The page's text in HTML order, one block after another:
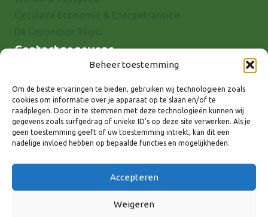
Beheer toestemming
Om de beste ervaringen te bieden, gebruiken wij technologieën zoals
cookies om informatie over je apparaat op te slaan en/of te
raadplegen. Door in te stemmen met deze technologieën kunnen wij
gegevens zoals surfgedrag of unieke ID's op deze site verwerken. Als je
geen toestemming geeft of uw toestemming intrekt, kan dit een
nadelige invloed hebben op bepaalde functies en mogelijkheden.
Accepteren
Weigeren
Contactgegevens
7001 EX Doetinchem
E-mail: info@8rhk.nl
Telefoonnummers
Privacyverklaring